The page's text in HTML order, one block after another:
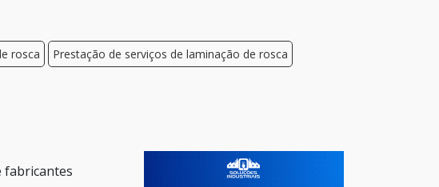
rosca Prestação de serviços de laminação de rosca
fabricantes